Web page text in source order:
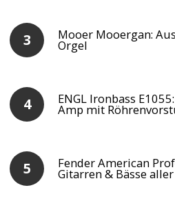
Mooer Mooergan:
Orgel
ENGL Ironbass
Amp mit
Fender American
Gitarren & Bässe